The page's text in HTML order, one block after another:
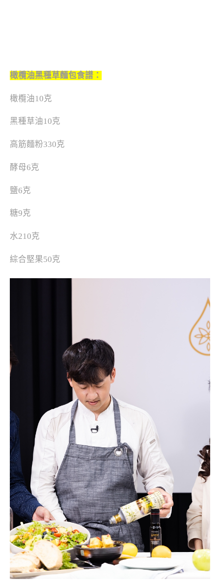
橄欖油黑種草麵包食譜：
橄欖油10克
黑種草油10克
高筋麵粉330克
酵母6克
鹽6克
糖9克
水210克
綜合堅果50克